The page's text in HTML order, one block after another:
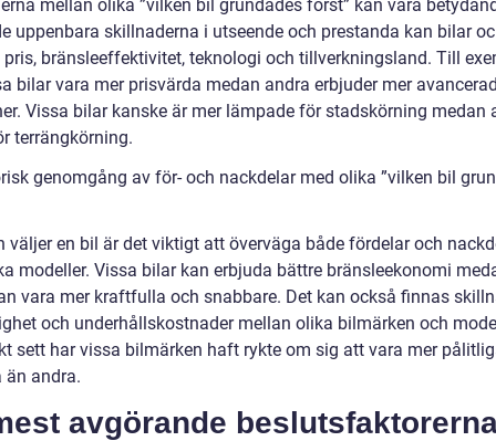
mellan olika ”vilken bil grundades först” kan vara
uppenbara skillnaderna i utseende och prestanda kan bilar
pris, bränsleeffektivitet, teknologi och tillverkningsland. Till
bilar vara mer prisvärda medan andra erbjuder mer
Vissa bilar kanske är mer lämpade för stadskörning medan
terrängkörning.
genomgång av för- och nackdelar med olika ”vilken bil
väljer en bil är det viktigt att överväga både fördelar och
modeller. Vissa bilar kan erbjuda bättre bränsleekonomi
vara mer kraftfulla och snabbare. Det kan också finnas
och underhållskostnader mellan olika bilmärken och
sett har vissa bilmärken haft rykte om sig att vara mer
än andra.
avgörande